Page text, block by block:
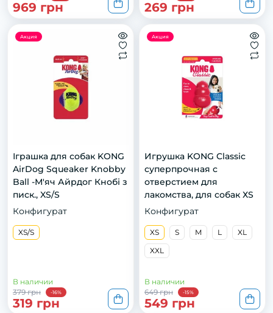
969 грн 269 грн
Акция
Іграшка для собак KONG
AirDog Squeaker Knobby
Ball -М'яч Айрдог Кнобі з
писк., XS/S
Конфигурат
XS/S
В наличии
379 грн
-16%
319 грн
Акция
Игрушка KONG Classic
суперпрочная с
отверстием для
лакомства, для собак ХS
Конфигурат
XS S M L
XL
XXL
В наличии
649 грн
-15%
549 грн